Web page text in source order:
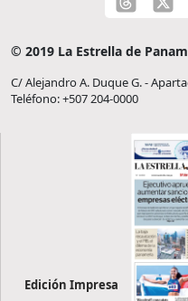
© 2019 La Estrella de
C/ Alejandro A. Duque G. -
Teléfono: +507 204-0000
Edición Impresa